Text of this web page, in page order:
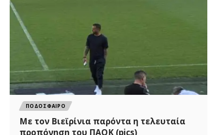
ΠΟΔΟΣΦΑΙΡΟ
Με τον Βιεϊρίνια παρόντα η τελευταία
προπόνηση του ΠΑΟΚ (pics)